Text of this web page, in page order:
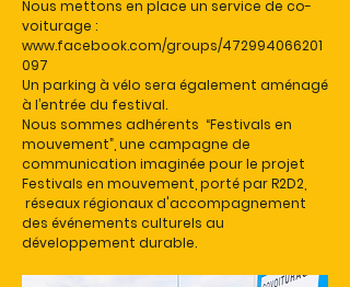
Nous mettons en place un service de co-
voiturage :
www.facebook.com/groups/472994066201
097
Un parking à vélo sera également aménagé
à l’entrée du festival.
Nous sommes adhérents “Festivals en
mouvement”, une campagne de
communication imaginée pour le projet
Festivals en mouvement, porté par R2D2,
réseaux régionaux d'accompagnement
des événements culturels au
développement durable.